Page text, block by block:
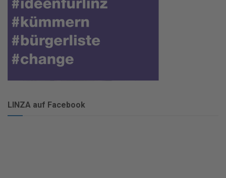
LINZA auf Facebook